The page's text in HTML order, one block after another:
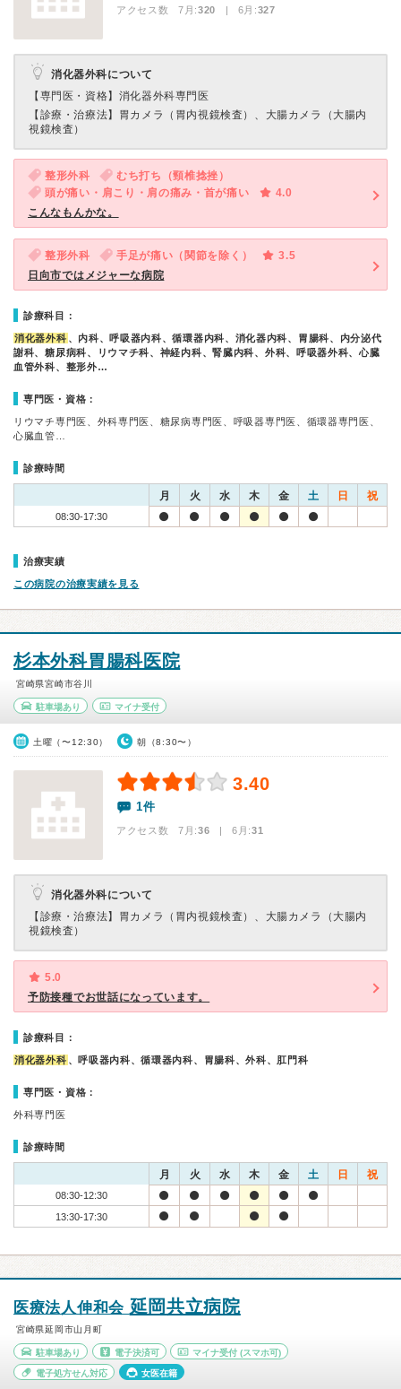
アクセス数 7月:320 | 6月:327
消化器外科について
【専門医・資格】 消化器外科専門医
【診療・治療法】 胃カメラ（胃内視鏡検査）、大腸カメラ（大腸内
視鏡検査）
整形外科
むち打ち（頸椎捻挫）
頭が痛い・肩こり・肩の痛み・首が痛い
4.0
こんなもんかな。
整形外科 手足が痛い（関節を除く）
3.5
日向市ではメジャーな病院
診療科目：
消化器外科 、内科、呼吸器内科、循環器内科、消化器内科、胃腸科、内分泌代
謝科、糖尿病科、リウマチ科、神経内科、腎臓内科、外科、呼吸器外科、心臓
血管外科、整形外…
専門医・資格：
リウマチ専門医、外科専門医、糖尿病専門医、呼吸器専門医、循環器専門医、
心臓血管…
診療時間
月 火 水 木 金 土 日 祝
08:30-17:30
治療実績
この病院の治療実績を見る
杉本外科胃腸科医院
宮崎県宮崎市谷川
駐車場あり マイナ受付
土曜（〜12:30） 朝（8:30〜）
3.40
1件
アクセス数 7月:36 | 6月:31
消化器外科について
【診療・治療法】 胃カメラ（胃内視鏡検査）、大腸カメラ（大腸内
視鏡検査）
5.0
予防接種でお世話になっています。
診療科目：
消化器外科 、呼吸器内科、循環器内科、胃腸科、外科、肛門科
専門医・資格：
外科専門医
診療時間
月 火 水 木 金 土 日 祝
08:30-12:30
13:30-17:30
医療法人伸和会 延岡共立病院
宮崎県延岡市山月町
駐車場あり 電子決済可 マイナ受付 (スマホ可)
電子処方せん対応 女医在籍